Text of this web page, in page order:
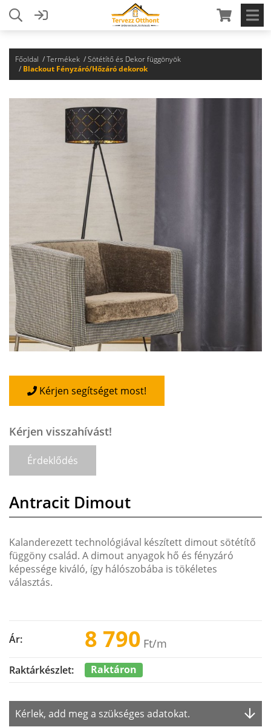
Főoldal Termékek
Sötétítő és Dekor függönyök
Blackout Fényzáró/Hőzáró dekorok
Kérjen segítséget most!
Kérjen visszahívást!
Érdeklődés
Antracit Dimout
Kalanderezett technológiával készített dimout sötétítő
függöny család. A dimout anyagok hő és fényzáró
képessége kiváló, így hálószobába is tökéletes
választás.
Ár: 8 790 Ft/m
Raktárkészlet: Raktáron
Kérlek, add meg a szükséges adatokat.